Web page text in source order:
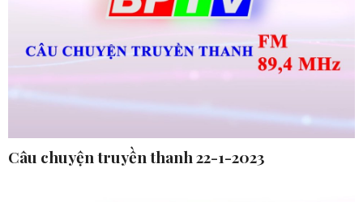
Câu chuyện truyền thanh 22-1-2023